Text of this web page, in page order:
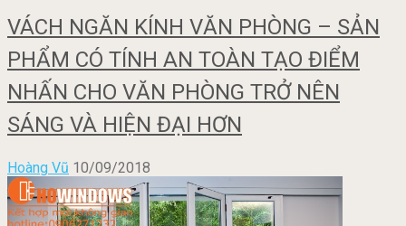
VÁCH NGĂN KÍNH VĂN PHÒNG – SẢN
PHẨM CÓ TÍNH AN TOÀN TẠO ĐIỂM
NHẤN CHO VĂN PHÒNG TRỞ NÊN
SÁNG VÀ HIỆN ĐẠI HƠN
Hoàng Vũ 10/09/2018